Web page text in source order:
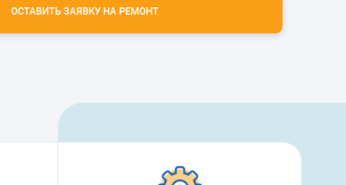
ОСТАВИТЬ ЗАЯВКУ НА РЕМОНТ